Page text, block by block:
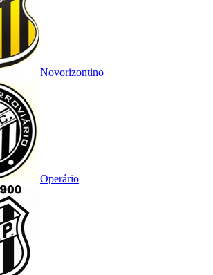
Novorizontino
Operário